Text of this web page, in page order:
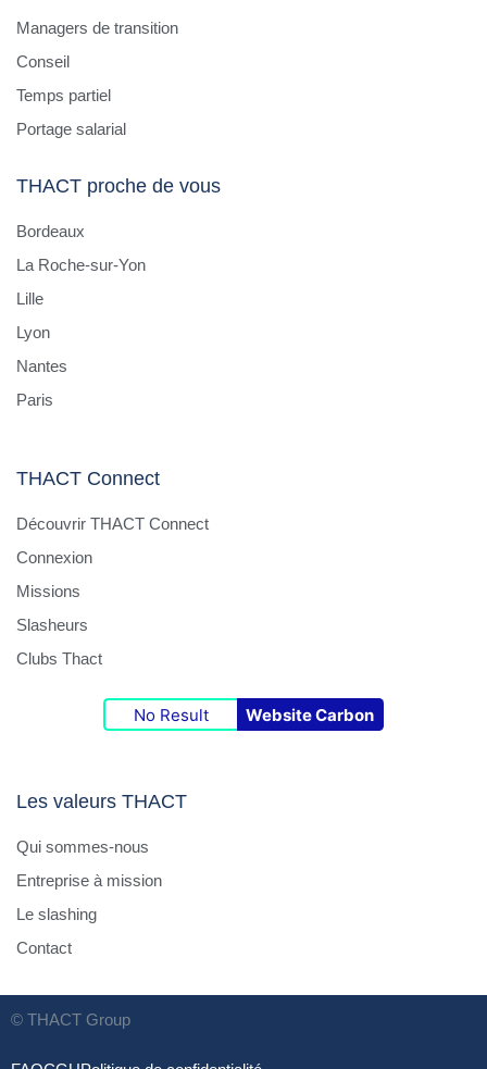
Managers de transition
Conseil
Temps partiel
Portage salarial
THACT proche de vous
Bordeaux
La Roche-sur-Yon
Lille
Lyon
Nantes
Paris
THACT Connect
Découvrir THACT Connect
Connexion
Missions
Slasheurs
Clubs Thact
No Result Website Carbon
Les valeurs THACT
Qui sommes-nous
Entreprise à mission
Le slashing
Contact
© THACT Group